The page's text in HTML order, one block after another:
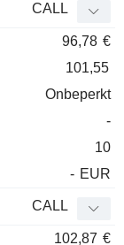
CALL
96,78 €
101,55
Onbeperkt
-
10
- EUR
CALL
102,87 €